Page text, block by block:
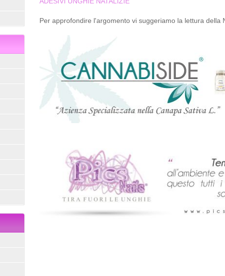
Per approfondire l'argomento vi suggeriamo la lettura della